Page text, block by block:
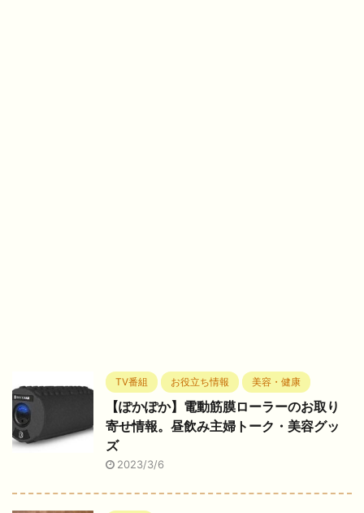
TV番組 お役立ち情報 美容・健康
【ぽかぽか】電動筋膜ローラーのお取り
寄せ情報。昼飲み主婦トーク・美容グッ
ズ
2023/3/6